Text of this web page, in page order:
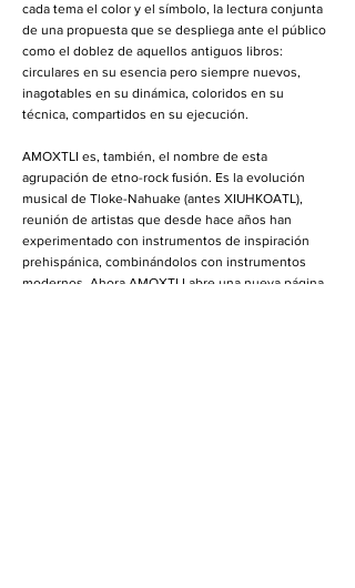
cada tema el color y el símbolo, la lectura conjunta
de una propuesta que se despliega ante el público
como el doblez de aquellos antiguos libros:
circulares en su esencia pero siempre nuevos,
inagotables en su dinámica, coloridos en su
técnica, compartidos en su ejecución.
AMOXTLI es, también, el nombre de esta
agrupación de etno-rock fusión. Es la evolución
musical de Tloke-Nahuake (antes XIUHKOATL),
reunión de artistas que desde hace años han
experimentado con instrumentos de inspiración
prehispánica, combinándolos con instrumentos
modernos. Ahora AMOXTLI abre una nueva página